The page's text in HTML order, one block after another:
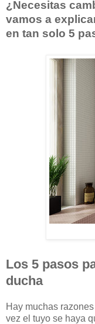
¿Necesitas
vamos a
en tan solo 5
Los 5 pasos
ducha
Hay muchas
vez el tuyo se haya